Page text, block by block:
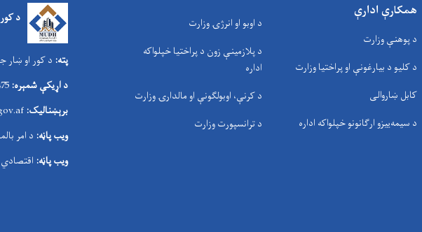
همکارې ادارې
د پوهنې وزارت
د کلیو د بیارغونې او پراختیا وزارت
کابل ښاروالی
د سيمه‌ييزو ارګانونو خپلواکه اداره
د اوبو او انرژۍ وزارت
د پلازمینې زون د پراختیا خپلواکه
اداره
د کرنې، اوبولګونې او مالدارۍ وزارت
د ترانسپورت وزارت
د
پته: د کور او ښار
د اړیکې شمېره:
برېښنالیک:
ویب پاڼه: د امر
ویب پاڼه: